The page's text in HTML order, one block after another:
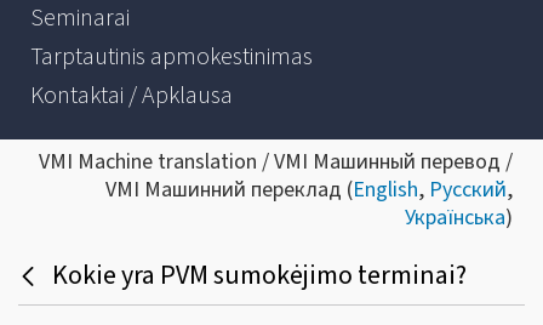
Seminarai
Tarptautinis apmokestinimas
Kontaktai / Apklausa
VMI Machine translation / VMI Машинный перевод /
VMI Машинний переклад (English, Русский,
Українська)
Kokie yra PVM sumokėjimo terminai?